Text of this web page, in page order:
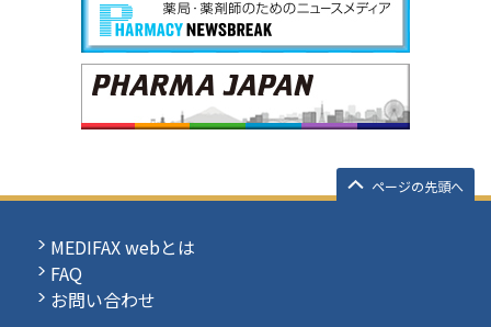
ページの先頭へ
MEDIFAX webとは
FAQ
お問い合わせ